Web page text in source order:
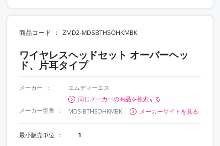
商品コード ZMD2-MDSBTHSOHKMBK
ワイヤレスヘッドセット オーバーヘッ
ド、片耳タイプ
メーカー
エムディーエス
同じメーカーの商品を検索する
メーカー型番
MDS-BTHSOHKMBK メーカーサイトを見る
最小販売単位 1